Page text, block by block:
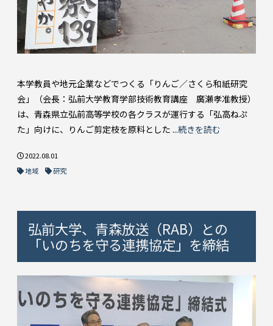
本学教員や地元企業などでつくる「りんご／さくら和紙研究
会」（会長：弘前大学教育学部技術教育講座 廣瀬孝准教授）
は、青森県立弘前高等学校の各クラスが運行する「弘高ねぷ
た」向けに、りんご剪定枝を原料とした ...続きを読む
2022.08.01
地域
研究
弘前大学、青森放送（RAB）との
「いのちを守る連携協定」を締結